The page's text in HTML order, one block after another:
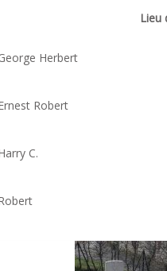
Lieu
Herbert
Robert
C.